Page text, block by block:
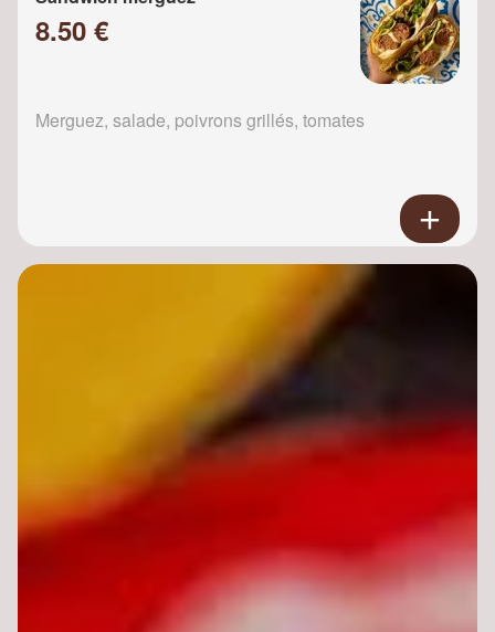
8.50 €
Merguez, salade, poivrons grillés, tomates